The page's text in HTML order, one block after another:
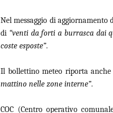
Nel messaggio di
di “venti da forti a burrasca dai
coste esposte”.
Il bollettino meteo riporta anche
mattino nelle zone interne”.
COC (Centro operativo